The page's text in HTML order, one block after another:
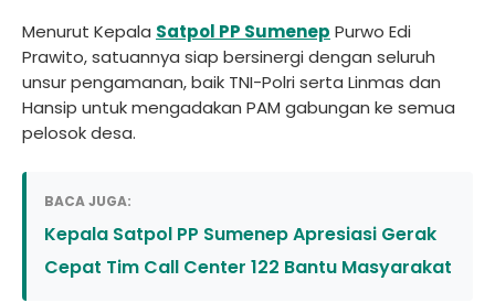
Menurut Kepala Satpol PP Sumenep Purwo Edi
Prawito, satuannya siap bersinergi dengan seluruh
unsur pengamanan, baik TNI-Polri serta Linmas dan
Hansip untuk mengadakan PAM gabungan ke semua
pelosok desa.
BACA JUGA:
Kepala Satpol PP Sumenep Apresiasi Gerak
Cepat Tim Call Center 122 Bantu Masyarakat